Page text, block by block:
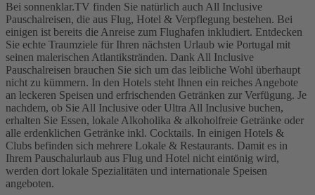
Bei sonnenklar.TV finden Sie natürlich auch All Inclusive
Pauschalreisen, die aus Flug, Hotel & Verpflegung bestehen. Bei
einigen ist bereits die Anreise zum Flughafen inkludiert. Entdecken
Sie echte Traumziele für Ihren nächsten Urlaub wie Portugal mit
seinen malerischen Atlantikstränden. Dank All Inclusive
Pauschalreisen brauchen Sie sich um das leibliche Wohl überhaupt
nicht zu kümmern. In den Hotels steht Ihnen ein reiches Angebote
an leckeren Speisen und erfrischenden Getränken zur Verfügung. Je
nachdem, ob Sie All Inclusive oder Ultra All Inclusive buchen,
erhalten Sie Essen, lokale Alkoholika & alkoholfreie Getränke oder
alle erdenklichen Getränke inkl. Cocktails. In einigen Hotels &
Clubs befinden sich mehrere Lokale & Restaurants. Damit es in
Ihrem Pauschalurlaub aus Flug und Hotel nicht eintönig wird,
werden dort lokale Spezialitäten und internationale Speisen
angeboten.